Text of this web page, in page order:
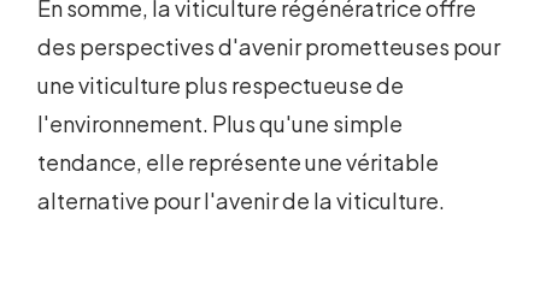
En somme, la viticulture régénératrice offre
des perspectives d'avenir prometteuses pour
une viticulture plus respectueuse de
l'environnement. Plus qu'une simple
tendance, elle représente une véritable
alternative pour l'avenir de la viticulture.